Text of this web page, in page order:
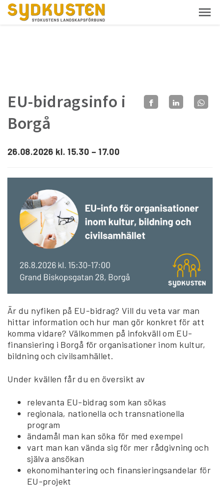
EU-bidragsinfo i
Borgå
26.08.2026 kl. 15.30 – 17.00
Är du nyfiken på EU-bidrag? Vill du veta var man
hittar information och hur man gör konkret för att
komma vidare? Välkommen på infokväll om EU-
finansiering i Borgå för organisationer inom kultur,
bildning och civilsamhället.
Under kvällen får du en översikt av
relevanta EU-bidrag som kan sökas
regionala, nationella och transnationella
program
ändamål man kan söka för med exempel
vart man kan vända sig för mer rådgivning och
själva ansökan
ekonomihantering och finansieringsandelar för
EU-projekt